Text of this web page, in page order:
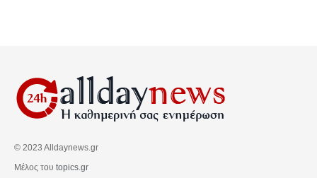
© 2023 Alldaynews.gr
Μέλος του topics.gr